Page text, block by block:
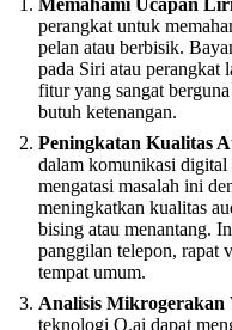
Memahami Ucapan
perangkat untuk
pelan atau berbisik.
pada Siri atau perangkat
fitur yang sangat
butuh ketenangan.
Peningkatan Kualitas
dalam komunikasi digital
mengatasi masalah ini
meningkatkan kualitas
bising atau menantang.
panggilan telepon, rapat
tempat umum.
Analisis Mikrogerakan
teknologi Q.ai dapat